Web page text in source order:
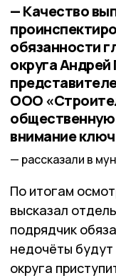
— Качество
обязанности
округа
ООО
внимание
рассказали в
По итогам
высказал
подрядчик
недочёты
округа